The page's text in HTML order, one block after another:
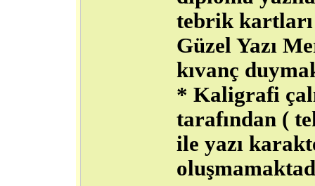
tebrik
Güzel Yazı
kıvanç
* Kaligrafi
tarafından (
ile yazı